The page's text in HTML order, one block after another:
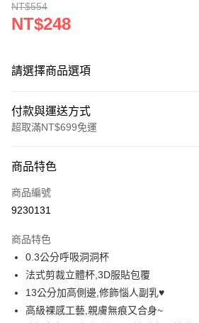
NT$554
NT$248
請選擇商品選項
付款與運送方式
超取滿NT$699免運
信用卡一次付款
超商取貨付款
街口支付
悠遊付
AFTEE先享後付
商品特色
商品編號
9230131
商品特色
0.3公分呼吸洞洞杯
法式剪裁立體杯,3D服貼包覆
13公分加高側邊,修飾惱人副乳♥️
高級裸感工藝,親膚無痕又合身~